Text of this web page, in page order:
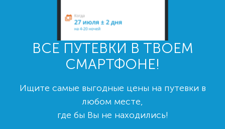
ВСЕ ПУТЕВКИ В ТВОЕМ
СМАРТФОНЕ!
Ищите самые выгодные цены на путевки в
любом месте,
где бы Вы не находились!